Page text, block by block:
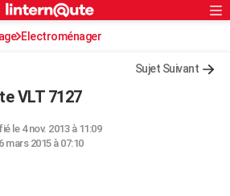
S'inscrire
Connexion
Electroménager
Sujet Suivant
VLT 7127
le 4 nov. 2013 à 11:09
mars 2015 à 07:10